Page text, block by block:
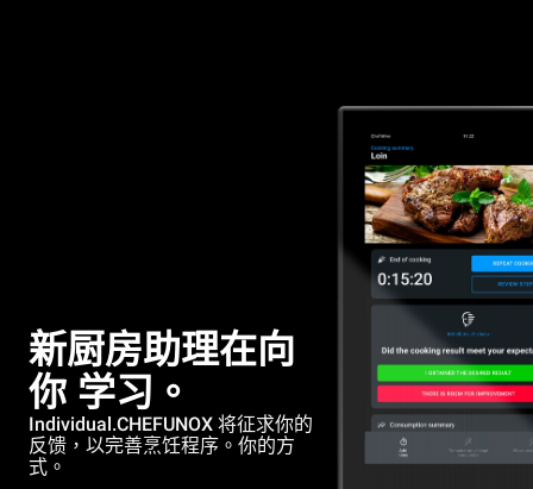
新厨房助理在向
你 学习。
Individual.CHEFUNOX 将征求你的
反馈，以完善烹饪程序。你的方
式。